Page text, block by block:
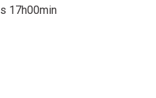
17h00min